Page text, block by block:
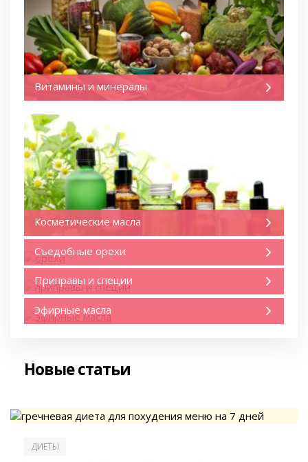
Витамины и минералы
Косметические масла
Съедобные орехи
Приправы и специи
Эфирные масла
Новые статьи
ДИЕТЫ